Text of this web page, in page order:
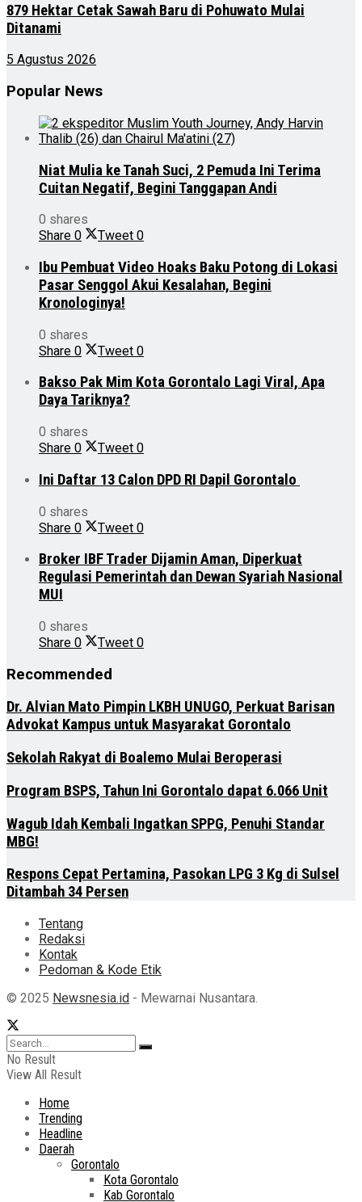
879 Hektar Cetak Sawah Baru di Pohuwato Mulai
Ditanami
5 Agustus 2026
Popular News
Niat Mulia ke Tanah Suci, 2 Pemuda Ini Terima
Cuitan Negatif, Begini Tanggapan Andi
0 shares
Share 0 Tweet 0
Ibu Pembuat Video Hoaks Baku Potong di Lokasi
Pasar Senggol Akui Kesalahan, Begini
Kronologinya!
0 shares
Share 0 Tweet 0
Bakso Pak Mim Kota Gorontalo Lagi Viral, Apa
Daya Tariknya?
0 shares
Share 0 Tweet 0
Ini Daftar 13 Calon DPD RI Dapil Gorontalo
0 shares
Share 0 Tweet 0
Broker IBF Trader Dijamin Aman, Diperkuat
Regulasi Pemerintah dan Dewan Syariah Nasional
MUI
0 shares
Share 0 Tweet 0
Recommended
Dr. Alvian Mato Pimpin LKBH UNUGO, Perkuat Barisan
Advokat Kampus untuk Masyarakat Gorontalo
Sekolah Rakyat di Boalemo Mulai Beroperasi
Program BSPS, Tahun Ini Gorontalo dapat 6.066 Unit
Wagub Idah Kembali Ingatkan SPPG, Penuhi Standar
MBG!
Respons Cepat Pertamina, Pasokan LPG 3 Kg di Sulsel
Ditambah 34 Persen
Tentang
Redaksi
Kontak
Pedoman & Kode Etik
© 2025 Newsnesia.id - Mewarnai Nusantara.
No Result
View All Result
Home
Trending
Headline
Daerah
Gorontalo
Kota Gorontalo
Kab Gorontalo